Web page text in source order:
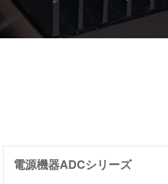
電源機器ADCシリーズ